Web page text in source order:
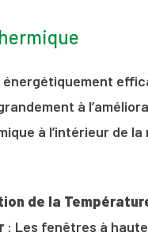
à
à l’intérieur de la
de la
: Les fenêtres à